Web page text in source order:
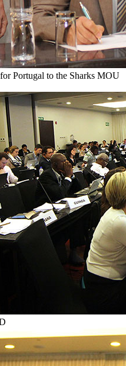
Portugal to the Sharks MOU